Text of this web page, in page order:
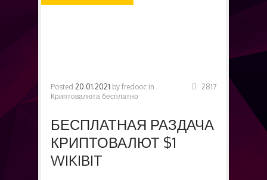
Posted 20.01.2021 by fredooc in
Криптовалюта бесплатно
2817
БЕСПЛАТНАЯ РАЗДАЧА
КРИПТОВАЛЮТ $1
WIKIBIT